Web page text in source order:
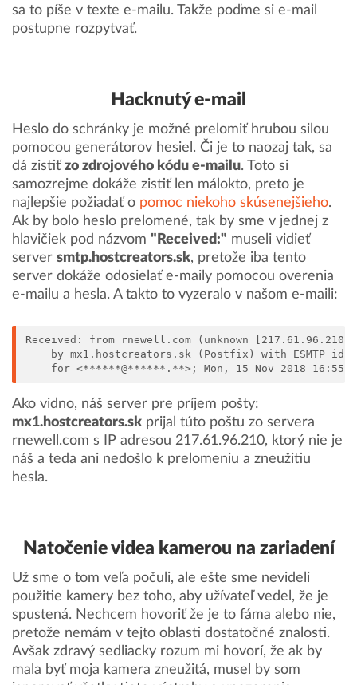
sa to píše v texte e-mailu. Takže poďme si e-mail
postupne rozpytvať.
Hacknutý e-mail
Heslo do schránky je možné prelomiť hrubou silou
pomocou generátorov hesiel. Či je to naozaj tak, sa
dá zistiť zo zdrojového kódu e-mailu. Toto si
samozrejme dokáže zistiť len málokto, preto je
najlepšie požiadať o pomoc niekoho skúsenejšieho.
Ak by bolo heslo prelomené, tak by sme v jednej z
hlavičiek pod názvom "Received:" museli vidieť
server smtp.hostcreators.sk, pretože iba tento
server dokáže odosielať e-maily pomocou overenia
e-mailu a hesla. A takto to vyzeralo v našom e-maili:
Received: from rnewell.com (unknown [217.61.96.210])
by mx1.hostcreators.sk (Postfix) with ESMTP id
for <******@******.**>; Mon, 15 Nov 2018
Ako vidno, náš server pre príjem pošty:
mx1.hostcreators.sk prijal túto poštu zo servera
rnewell.com s IP adresou 217.61.96.210, ktorý nie je
náš a teda ani nedošlo k prelomeniu a zneužitiu
hesla.
Natočenie videa kamerou na zariadení
Už sme o tom veľa počuli, ale ešte sme nevideli
použitie kamery bez toho, aby užívateľ vedel, že je
spustená. Nechcem hovoriť že je to fáma alebo nie,
pretože nemám v tejto oblasti dostatočné znalosti.
Avšak zdravý sedliacky rozum mi hovorí, že ak by
mala byť moja kamera zneužitá, musel by som